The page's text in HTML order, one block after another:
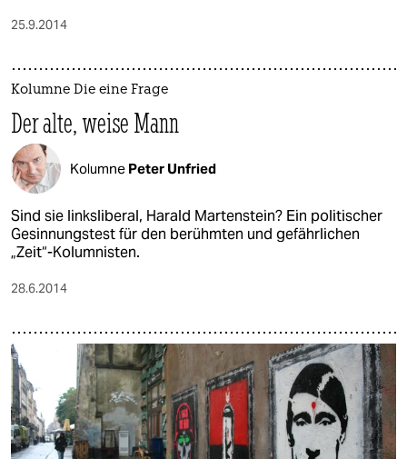
25.9.2014
Kolumne Die eine Frage
Der alte, weise Mann
Kolumne Peter Unfried
Sind sie linksliberal, Harald Martenstein? Ein politischer
Gesinnungstest für den berühmten und gefährlichen
„Zeit“-Kolumnisten.
28.6.2014